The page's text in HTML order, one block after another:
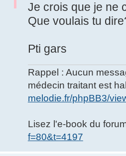
Je crois que je ne
Que voulais tu
Pti gars
Rappel : Aucun
médecin traitant est
melodie.fr/phpBB3/
Lisez l'e-book du
f=80&t=4197